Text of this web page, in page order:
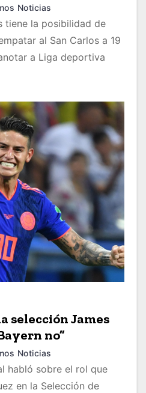
Noticias
tiene la posibilidad de
al San Carlos a 19
a Liga deportiva
selección James
no”
Noticias
habló sobre el rol que
en la Selección de